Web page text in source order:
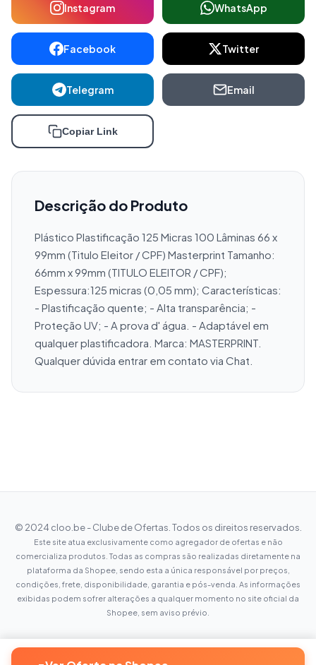
Instagram WhatsApp
Facebook Twitter
Telegram Email
Copiar Link
Descrição do Produto
Plástico Plastificação 125 Micras 100 Lâminas 66 x
99mm (Titulo Eleitor / CPF) Masterprint Tamanho:
66mm x 99mm (TITULO ELEITOR / CPF);
Espessura:125 micras (0,05 mm); Características:
- Plastificação quente; - Alta transparência; -
Proteção UV; - A prova d' água. - Adaptável em
qualquer plastificadora. Marca: MASTERPRINT.
Qualquer dúvida entrar em contato via Chat.
© 2024 cloo.be - Clube de Ofertas. Todos os direitos reservados.
Este site atua exclusivamente como agregador de ofertas e não
comercializa produtos. Todas as compras são realizadas diretamente na
plataforma da Shopee, sendo esta a única responsável por preços,
condições, frete, disponibilidade, garantia e pós-venda. As informações
exibidas podem sofrer alterações a qualquer momento no site oficial da
Shopee, sem aviso prévio.